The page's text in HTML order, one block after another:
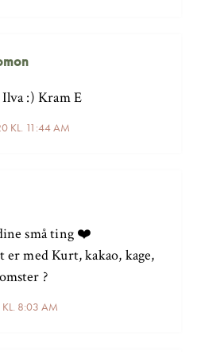
KL. 11:44 AM
:) Kram E
8:03 AM
små ting ❤️
med Kurt, kakao, kage,
?